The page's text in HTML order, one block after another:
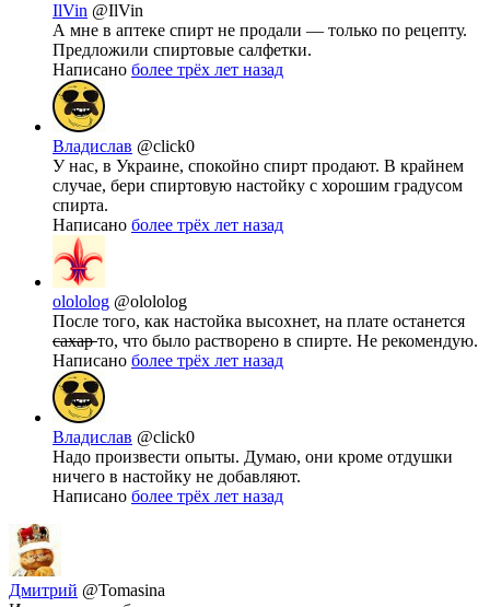
IlVin @IlVin
А мне в аптеке спирт не продали — только по рецепту.
Предложили спиртовые салфетки.
Написано более трёх лет назад
Владислав @click0
У нас, в Украине, спокойно спирт продают. В крайнем
случае, бери спиртовую настойку с хорошим градусом
спирта.
Написано более трёх лет назад
olololog @olololog
После того, как настойка высохнет, на плате останется
сахарто, что было растворено в спирте. Не рекомендую.
Написано более трёх лет назад
Владислав @click0
Надо произвести опыты. Думаю, они кроме отдушки
ничего в настойку не добавляют.
Написано более трёх лет назад
Дмитрий @Tomasina